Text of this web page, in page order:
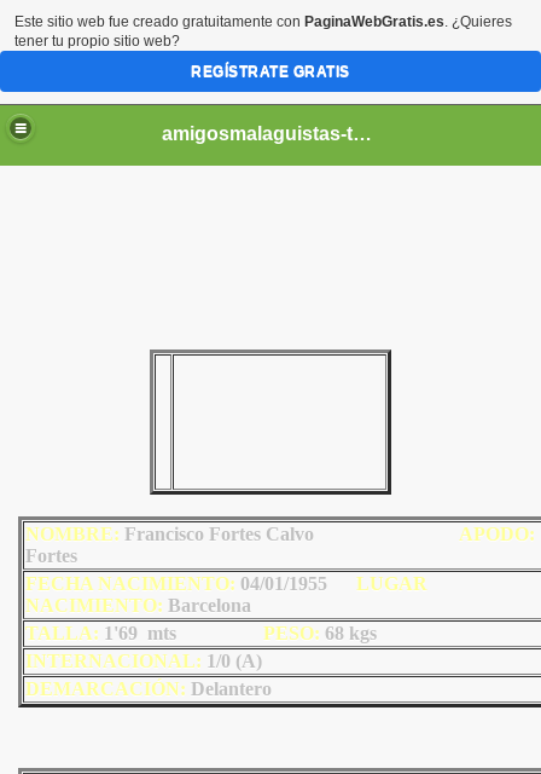
amigosmalaguistas-temporadas
NOMBRE: Francisco Fortes Calvo APODO:
Fortes
FECHA NACIMIENTO: 04/01/1955 LUGAR
NACIMIENTO: Barcelona
TALLA: 1'69 mts PESO: 68 kgs
INTERNACIONAL: 1/0 (A)
DEMARCACIÓN: Delantero
Este sitio web fue creado gratuitamente con PaginaWebGratis.es. ¿Quieres
tener tu propio sitio web?
REGÍSTRATE GRATIS